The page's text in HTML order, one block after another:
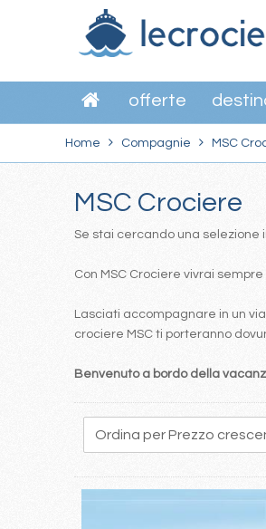
offerte
Home Compagnie MSC
MSC Crociere
Se stai cercando una selezione
Con MSC Crociere vivrai
Lasciati accompagnare in un
crociere MSC ti porteranno
Benvenuto a bordo della
128 129 130 131